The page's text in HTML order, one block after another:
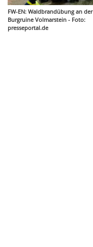
FW-EN: Waldbrandübung an der
Burgruine Volmarstein - Foto:
presseportal.de